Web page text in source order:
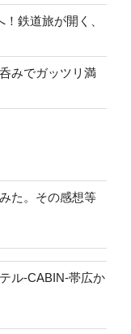
鉄道旅が開く、
みでガッツリ満
た。その感想等
ル-CABIN-帯広か